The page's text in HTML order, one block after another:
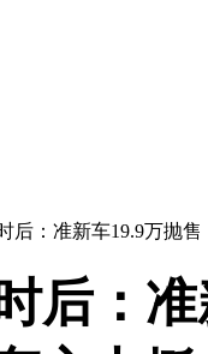
后：准新车19.9万抛售
后：